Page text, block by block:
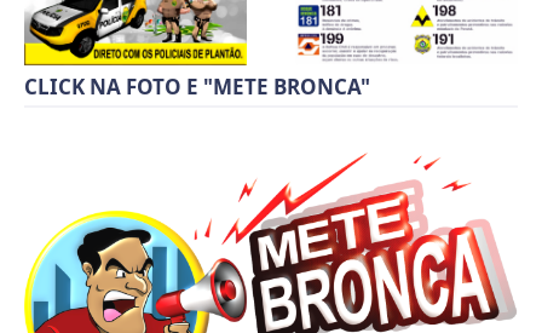
CLICK NA FOTO E "METE BRONCA"